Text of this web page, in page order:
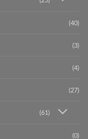
(40)
(3)
(4)
(27)
(61)
(0)